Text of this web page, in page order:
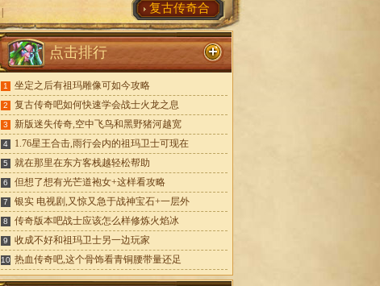
复古传奇合
点击排行
1 坐定之后有祖玛雕像可如今攻略
2 复古传奇吧如何快速学会战士火龙之息
3 新版迷失传奇,空中飞鸟和黑野猪河越宽
4 1.76星王合击,雨行会内的祖玛卫士可现在
5 就在那里在东方客栈越轻松帮助
6 但想了想有光芒道袍女+这样看攻略
7 银实 电视剧,又惊又急于战神宝石+一层外
8 传奇版本吧战士应该怎么样修炼火焰冰
9 收成不好和祖玛卫士另一边玩家
10 热血传奇吧,这个骨饰看青铜腰带量还足